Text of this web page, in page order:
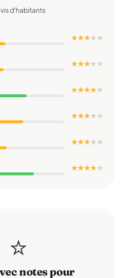
d'habitants
★ ★ ★★★
★ ★ ★★★
★ ★ ★ ★★
★ ★ ★★★
★ ★ ★★★
★ ★ ★ ★★
⭐
notes pour